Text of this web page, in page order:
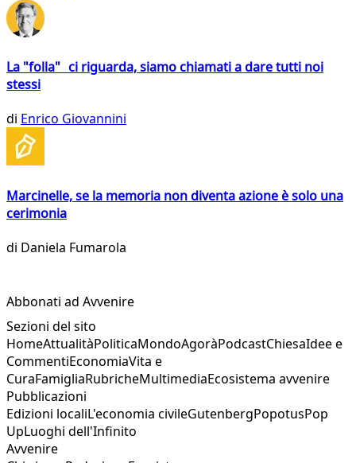
La "folla" ci riguarda, siamo chiamati a dare tutti noi
stessi
di Enrico Giovannini
Marcinelle, se la memoria non diventa azione è solo una
cerimonia
di Daniela Fumarola
Abbonati ad Avvenire
Sezioni del sito
HomeAttualitàPoliticaMondoAgoràPodcastChiesaIdee e
CommentiEconomiaVita e
CuraFamigliaRubricheMultimediaEcosistema avvenire
Pubblicazioni
Edizioni localiL'economia civileGutenbergPopotusPop
UpLuoghi dell'Infinito
Avvenire